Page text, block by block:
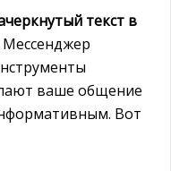
текст в
Мессенджер
ваше общение
Вот